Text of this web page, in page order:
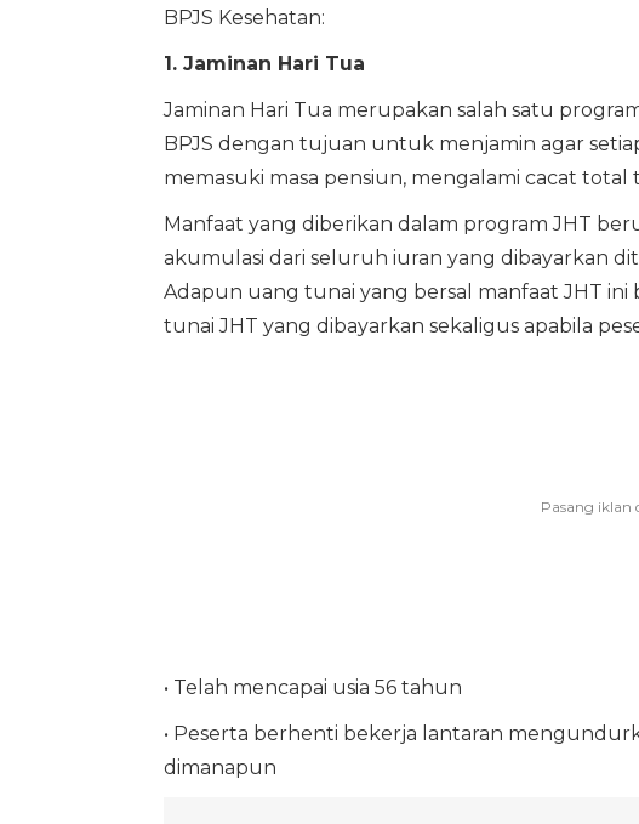
BPJS Kesehatan:
1. Jaminan Hari Tua
Jaminan Hari Tua merupakan salah satu
BPJS dengan tujuan untuk menjamin agar
memasuki masa pensiun, mengalami cacat
Manfaat yang diberikan dalam program JHT
akumulasi dari seluruh iuran yang dibayarkan
Adapun uang tunai yang bersal manfaat JHT ini
tunai JHT yang dibayarkan sekaligus apabila
• Telah mencapai usia 56 tahun
• Peserta berhenti bekerja lantaran
dimanapun